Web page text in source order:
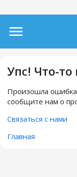
Упс! Что-
Произошла
сообщите нам о
Связаться с нами
Главная